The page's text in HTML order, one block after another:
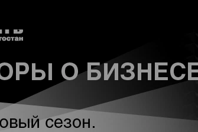
Реклама в «Ъ»